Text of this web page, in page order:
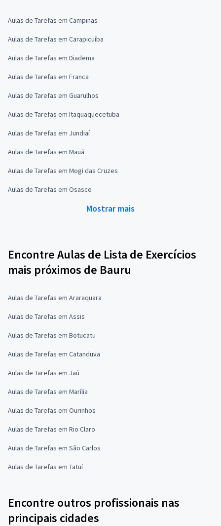
Aulas de Tarefas em Campinas
Aulas de Tarefas em Carapicuíba
Aulas de Tarefas em Diadema
Aulas de Tarefas em Franca
Aulas de Tarefas em Guarulhos
Aulas de Tarefas em Itaquaquecetuba
Aulas de Tarefas em Jundiaí
Aulas de Tarefas em Mauá
Aulas de Tarefas em Mogi das Cruzes
Aulas de Tarefas em Osasco
Mostrar mais
Encontre Aulas de Lista de Exercícios
mais próximos de Bauru
Aulas de Tarefas em Araraquara
Aulas de Tarefas em Assis
Aulas de Tarefas em Botucatu
Aulas de Tarefas em Catanduva
Aulas de Tarefas em Jaú
Aulas de Tarefas em Marília
Aulas de Tarefas em Ourinhos
Aulas de Tarefas em Rio Claro
Aulas de Tarefas em São Carlos
Aulas de Tarefas em Tatuí
Encontre outros profissionais nas
principais cidades